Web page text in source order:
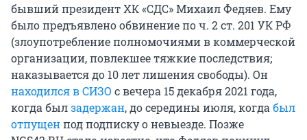
бывший президент ХК «СДС» Михаил Федяев. Ему
было предъявлено обвинение по ч. 2 ст. 201 УК РФ
(злоупотребление полномочиями в коммерческой
организации, повлекшее тяжкие последствия;
наказывается до 10 лет лишения свободы). Он
находился в СИЗО с вечера 15 декабря 2021 года,
когда былзадержан, до середины июля, когда был
отпущенпод подписку о невыезде. Позже